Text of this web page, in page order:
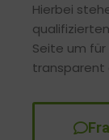
Hierbei
Seite um
transparent